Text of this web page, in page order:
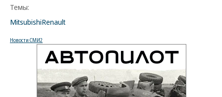
Темы:
MitsubishiRenault
Новости СМИ2